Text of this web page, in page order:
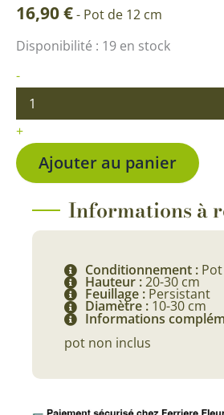
16,90€- Pot de 12 cm
Disponibilité : 19 en stock
-
quantité
Alocasia
Red
Secret
+
Ajouter au panier
Informations à
Conditionnement :
Hauteur :20-30 cm
Feuillage : Persistant
Diamètre : 10-30 cm
Informations
pot non inclus